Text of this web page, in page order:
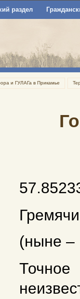
раздел
и ГУЛАГа в Прикамье
(ныне –
Точное